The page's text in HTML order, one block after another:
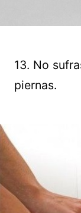
13. No
piernas.